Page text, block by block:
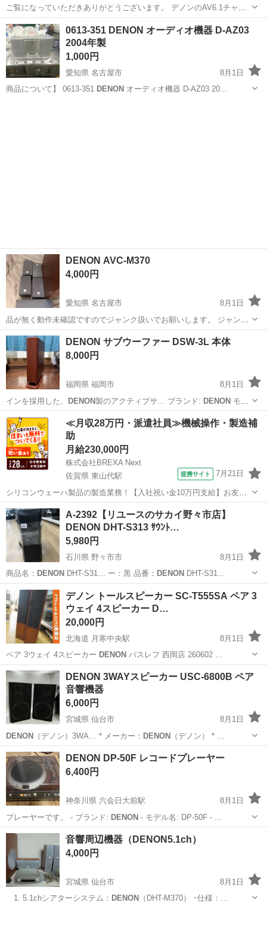
ご覧になっていただきありがとうございます。 デノンのAV6.1チャン
ネルアンプとリモコンです。 アンプはテストトーンとアナログ音源で
6個のスピーカーとウーファーの音出し確認済みです。 リモコンは電
源OFFボタンだけ反応があ...
神奈川 横須賀市
0613-351 DENON オーディオ機器 D-AZ03
2004年製
1,000円
愛知県 名古屋市
8月1日
商品について】 0613-351 DENON オーディオ機器 D-AZ03 20…
DENON AVC-M370
4,000円
愛知県 名古屋市
8月1日
品が無く動作未確認ですのでジャンク扱いでお願いします。 ジャンク
品 写真で判断して購入してください。 現状渡しでお願いします。
愛知 名古屋市 オーディオ
DENON サブウーファー DSW-3L 本体
8,000円
福岡県 福岡市
8月1日
インを採用した、
DENON 製のアクティブサ… ブランド: DENON モデ
ル名: D…
福岡 福岡市 オーディオ
≪月収28万円・派遣社員≫機械操作・製造補
助
月給230,000円
株式会社BREXA Next
佐賀県 東山代駅
提携サイト 7月21日
シリコンウェーハ製品の製造業務！【入社祝い金10万円支給】お友達
やカップルとの応募OK◎年間休日129日＆休出なしでプライベート充
実♪業務はクリーンルームで快適作業◎自社正社員登用制度あり★1食
300円～の格安食堂あり！《佐...
佐賀 伊万里市 東山代駅
A-2392【リユースのサカイ野々市店】
DENON DHT-S313 ｻｳﾝﾄ…
5,980円
石川県 野々市市
8月1日
商品名： DENON DHT-S31… ー：黒 品番： DENON DHT-S31…
石川 野々市市 オーディオ DHT
デノン トールスピーカー SC-T555SA ペア 3
ウェイ 4スピーカー D…
20,000円
北海道 月寒中央駅
8月1日
ペア 3ウェイ 4スピーカー DENON バスレフ 西岡店 260602 …
北海道 札幌市 オーディオ
DENON 3WAYスピーカー USC-6800B ペア
音響機器
6,000円
宮城県 仙台市
8月1日
DENON
（デノン）3WA… * メーカー： DENON （デノン） * …
宮城 仙台市
DENON DP-50F レコードプレーヤー
6,400円
神奈川県 六会日大前駅
8月1日
プレーヤーです。 - ブランド: DENON- モデル名: DP-50F - …
神奈川 藤沢市 六会日大前駅
音響周辺機器（DENON5.1ch）
4,000円
宮城県 仙台市
8月1日
1. 5.1chシアターシステム： DENON （DHT-M370） ･仕様：…